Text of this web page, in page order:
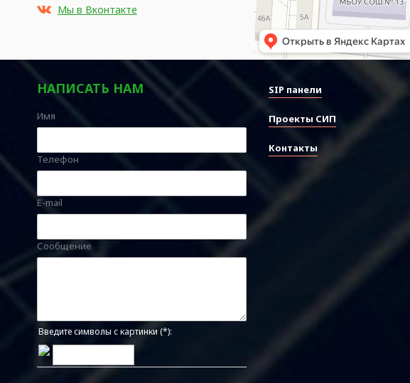
Мы в Вконтакте
НАПИСАТЬ НАМ
Имя
Телефон
E-mail
Сообщение
Введите символы с картинки (*):
SIP панели
Проекты СИП
Контакты